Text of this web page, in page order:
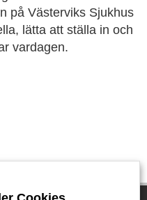
på Västerviks Sjukhus
lätta att ställa in och
vardagen.